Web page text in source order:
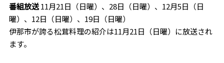
番組放送11月21日（日曜）、28日（日曜）、12月5日（日
曜）、12日（日曜）、19日（日曜）
伊那市が誇る松茸料理の紹介は11月21日（日曜）に放送され
ます。